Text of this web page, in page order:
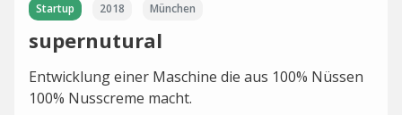
Startup 2018 München
supernutural
Entwicklung einer Maschine die aus 100% Nüssen
100% Nusscreme macht.